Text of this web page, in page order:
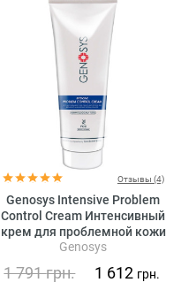
Отзывы (4)
Genosys Intensive Problem
Control Cream Интенсивный
крем для проблемной кожи
Genosys
1 791грн. 1 612 грн.